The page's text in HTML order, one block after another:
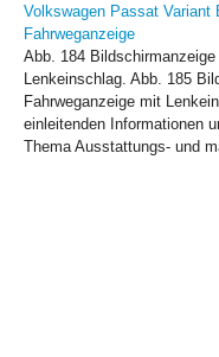
Volkswagen Passat Variant
Fahrweganzeige
Abb. 184
Lenkeinschlag. Abb. 185
Fahrweganzeige mit
einleitenden Informationen
Thema Ausstattungs- und